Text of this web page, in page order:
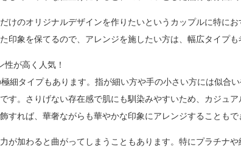
けのオリジナルデザインを作りたいというカップルに特に
印象を保てるので、アレンジを施したい方は、幅広タイプも
が高く人気！
細タイプもあります。指が細い方や手の小さい方には似合
す。さりげない存在感で肌にも馴染みやすいため、カジュ
すれば、華奢ながらも華やかな印象にアレンジすることもで
が加わると曲がってしまうこともあります。特にプラチナ